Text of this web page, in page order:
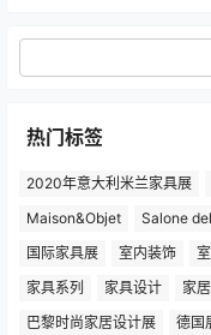
热门标签
2020年意大利米兰家具展
Maison&Objet
Salone
国际家具展
室内装饰
家具系列
家具设计 家
巴黎时尚家居设计展
德国